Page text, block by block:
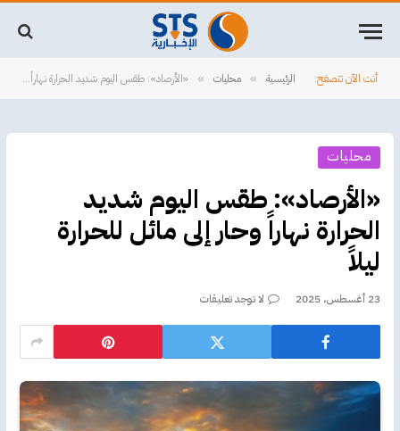
أنت الآن تتصفح: الرئيسية » محليات » «الأرصاد»: طقس اليوم شديد الحرارة نهاراً وحار إلى مائل للحرارة ليلاً
محليات
«الأرصاد»: طقس اليوم شديد
الحرارة نهاراً وحار إلى مائل للحرارة
ليلاً
23 أغسطس، 2025 لا توجد تعليقات